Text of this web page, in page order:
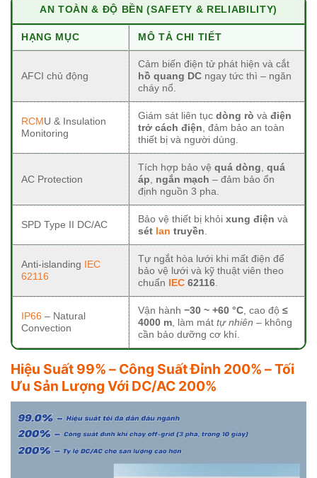
AN TOÀN & ĐỘ BỀN (SAFETY & RELIABILITY)
HẠNG MỤC MÔ TẢ CHI TIẾT
AFCI chủ động
Cảm biến điện tử phát hiện và cắt
hồ quang DC ngay tức thì – ngăn
cháy nổ.
RCM U & Insulation
Monitoring
Giám sát liên tục dòng rò và điện
trở cách điện, đảm bảo an toàn
thiết bị và người dùng.
AC Protection
Tích hợp bảo vệ quá dòng, quá
áp, ngắn mạch – đảm bảo ổn
định nguồn 3 pha.
SPD Type II DC/AC
Bảo vệ thiết bị khỏi xung điện và
sét lan truyền.
Anti-islanding
IEC
62116
Tự ngắt hòa lưới khi mất điện để
bảo vệ lưới và kỹ thuật viên theo
chuẩn
IEC 62116.
IP66 – Natural
Convection
Vận hành −30 ~ +60 °C, cao độ ≤
4000 m, làm mát tự nhiên – không
cần bảo dưỡng cơ khí.
Hiệu Suất 99% – Công Suất Đỉnh 200% – Tối
Ưu Sản Lượng Với DC/AC 200%